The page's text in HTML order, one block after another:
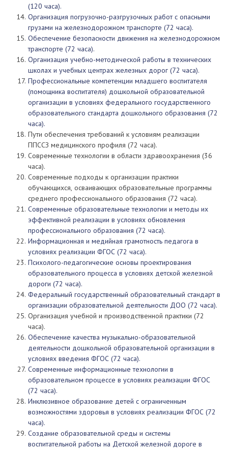
(120 часа).
Организация погрузочно-разгрузочных работ с опасными
грузами на железнодорожном транспорте (72 часа).
Обеспечение безопасности движения на железнодорожном
транспорте (72 часа).
Организация учебно-методической работы в технических
школах и учебных центрах железных дорог (72 часа).
Профессиональные компетенции младшего воспитателя
(помощника воспитателя) дошкольной образовательной
организации в условиях федерального государственного
образовательного стандарта дошкольного образования (72
часа).
Пути обеспечения требований к условиям реализации
ППССЗ медицинского профиля (72 часа).
Современные технологии в области здравоохранения (36
часа).
Современные подходы к организации практики
обучающихся, осваивающих образовательные программы
среднего профессионального образования (72 часа).
Современные образовательные технологии и методы их
эффективной реализации в условиях обновления
профессионального образования (72 часа).
Информационная и медийная грамотность педагога в
условиях реализации ФГОС (72 часа).
Психолого-педагогические основы проектирования
образовательного процесса в условиях детской железной
дороги (72 часа).
Федеральный государственный образовательный стандарт в
организации образовательной деятельности ДОО (72 часа).
Организация учебной и производственной практики (72
часа).
Обеспечение качества музыкально-образовательной
деятельности дошкольной образовательной организации в
условиях введения ФГОС (72 часа).
Современные информационные технологии в
образовательном процессе в условиях реализации ФГОС
(72 часа).
Инклюзивное образование детей с ограниченным
возможностями здоровья в условиях реализации ФГОС (72
часа).
Создание образовательной среды и системы
воспитательной работы на Детской железной дороге в